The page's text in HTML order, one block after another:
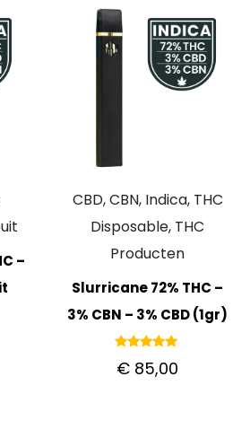
–
CBD, CBN, Indica, THC
Disposable, THC
Producten
Slurricane 72% THC –
3% CBN – 3% CBD (1gr)
5.00
€ 85,00